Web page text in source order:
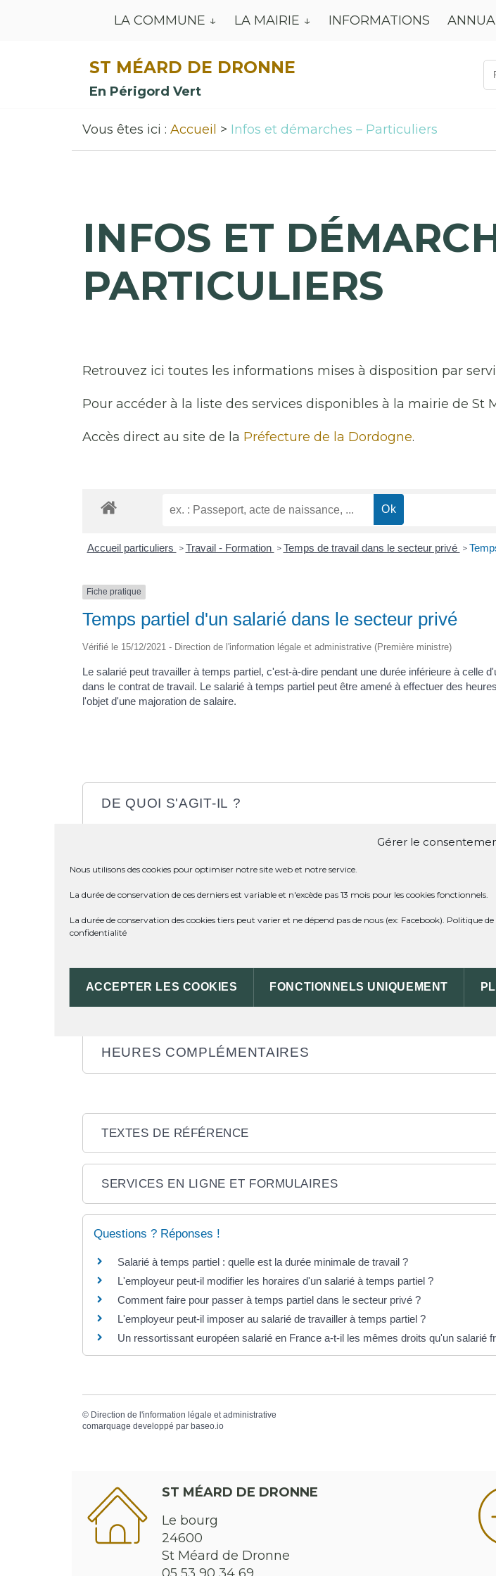
Gérer le
Nous utilisons des cookies pour optimiser notre site web et notre service.
La durée de conservation de ces derniers est variable et n'excède pas 13 mois pour les cookies fonctionnels.
La durée de conservation des cookies tiers peut varier et ne dépend pas de nous (ex: Facebook). Politique de
confidentialité
ACCEPTER LES COOKIES FONCTIONNELS UNIQUEMENT
LA COMMUNE LA MAIRIE INFORMATIONS
ST MÉARD DE DRONNE
En Périgord Vert
Vous êtes ici : Accueil Infos et démarches – Particuliers
INFOS ET
PARTICULIERS
Retrouvez ici toutes les informations mises à disposition par
Pour accéder à la liste des services disponibles à la mairie de St
Accès direct au site de la Préfecture de la Dordogne.
Accueil particuliers > Travail - Formation > Temps de travail dans le secteur privé >
Fiche pratique
Temps partiel d'un salarié dans le secteur privé
Vérifié le 15/12/2021 - Direction de l'information légale et administrative (Première ministre)
Le salarié peut travailler à temps partiel, c'est-à-dire pendant une durée inférieure à celle
dans le contrat de travail. Le salarié à temps partiel peut être amené à effectuer des
l'objet d'une majoration de salaire.
DE QUOI S'AGIT-IL ?
CONTRAT DE TRAVAIL
DURÉE DE TRAVAIL
RÉMUNÉRATION
HEURES COMPLÉMENTAIRES
TEXTES DE RÉFÉRENCE
SERVICES EN LIGNE ET FORMULAIRES
Questions ? Réponses !
Salarié à temps partiel : quelle est la durée minimale de travail ?
L'employeur peut-il modifier les horaires d'un salarié à temps partiel ?
Comment faire pour passer à temps partiel dans le secteur privé ?
L'employeur peut-il imposer au salarié de travailler à temps partiel ?
Un ressortissant européen salarié en France a-t-il les mêmes droits qu'un salarié
© Direction de l'information légale et administrative
comarquage developpé par baseo.io
ST MÉARD DE DRONNE
Le bourg
24600
St Méard de Dronne